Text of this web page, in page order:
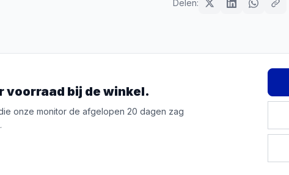
Delen:
voorraad bij de winkel.
onze monitor de afgelopen 20 dagen zag